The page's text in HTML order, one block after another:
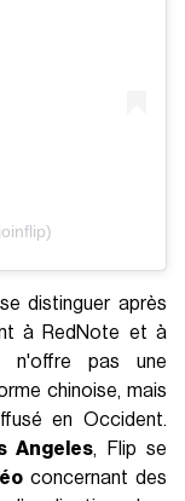
distinguer après
à RedNote et à
n'offre pas une
chinoise, mais
en Occident.
Angeles, Flip se
concernant des